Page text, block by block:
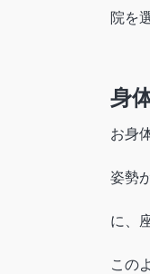
院を
身
お身
姿勢
に、
この